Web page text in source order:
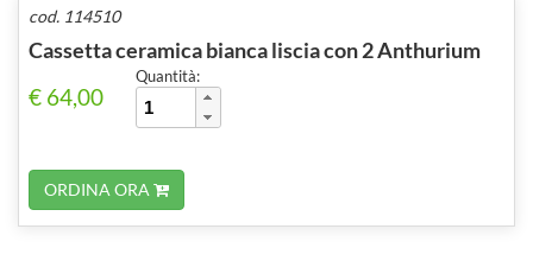
cod. 114510
Cassetta ceramica bianca liscia con 2 Anthurium
€ 64,00
Quantità:
ORDINA ORA